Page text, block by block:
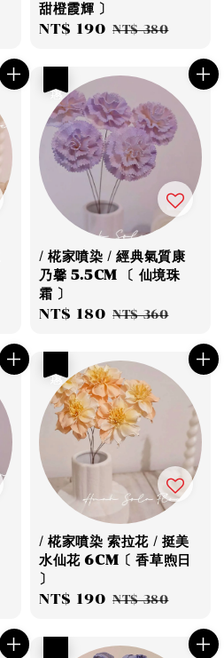
甜橙霞輝 〕
Sale
NT$ 190 Regular
NT$ 380
/ 椛家噴染 / 經典氣質康
乃馨 5.5CM 〔 仙境珠
霜 〕
Sale
NT$ 180 Regular
NT$ 360
/ 椛家噴染 索拉花 / 挺美
水仙花 6CM〔 香草煦日
〕
Sale
NT$ 190 Regular
NT$ 380